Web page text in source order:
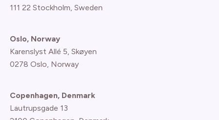
111 22 Stockholm, Sweden
Oslo, Norway
Karenslyst Allé 5, Skøyen
0278 Oslo, Norway
Copenhagen, Denmark
Lautrupsgade 13